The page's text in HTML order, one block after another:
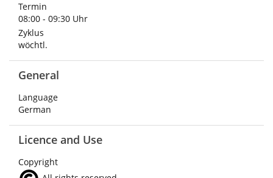
Termin
08:00 - 09:30 Uhr
Zyklus
wöchtl.
General
Language
German
Licence and Use
Copyright